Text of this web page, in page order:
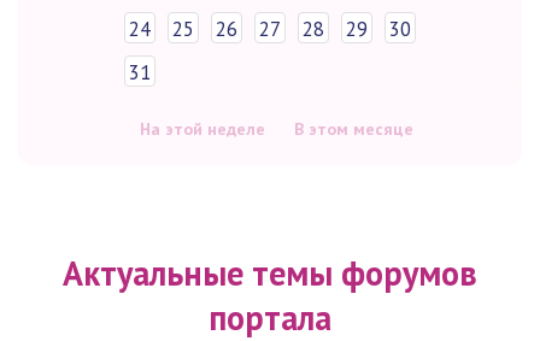
24
25 26 27 28 29
30
31
На этой неделе В этом месяце
Актуальные темы форумов
портала